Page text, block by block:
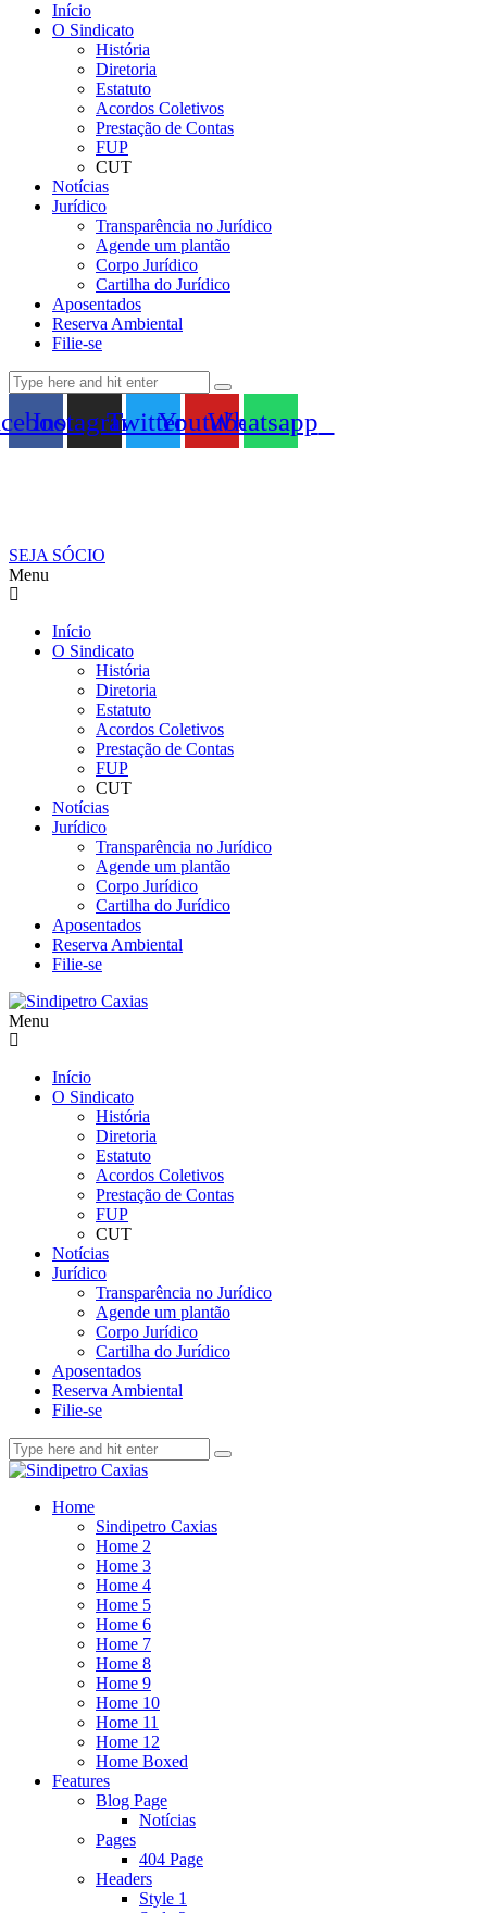
Início
O Sindicato
História
Diretoria
Estatuto
Acordos Coletivos
Prestação de Contas
FUP
CUT
Notícias
Jurídico
Transparência no Jurídico
Agende um plantão
Corpo Jurídico
Cartilha do Jurídico
Aposentados
Reserva Ambiental
Filie-se
InstagramTwitterYoutubeWhatsapp
SEJA SÓCIO
Menu
Início
O Sindicato
História
Diretoria
Estatuto
Acordos Coletivos
Prestação de Contas
FUP
CUT
Notícias
Jurídico
Transparência no Jurídico
Agende um plantão
Corpo Jurídico
Cartilha do Jurídico
Aposentados
Reserva Ambiental
Filie-se
Menu
Início
O Sindicato
História
Diretoria
Estatuto
Acordos Coletivos
Prestação de Contas
FUP
CUT
Notícias
Jurídico
Transparência no Jurídico
Agende um plantão
Corpo Jurídico
Cartilha do Jurídico
Aposentados
Reserva Ambiental
Filie-se
Home
Sindipetro Caxias
Home 2
Home 3
Home 4
Home 5
Home 6
Home 7
Home 8
Home 9
Home 10
Home 11
Home 12
Home Boxed
Features
Blog Page
Notícias
Pages
404 Page
Headers
Style 1